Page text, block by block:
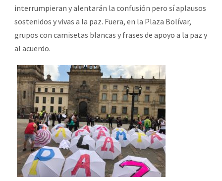
interrumpieran y alentarán la confusión pero sí aplausos
sostenidos y vivas a la paz. Fuera, en la Plaza Bolívar,
grupos con camisetas blancas y frases de apoyo a la paz y
al acuerdo.